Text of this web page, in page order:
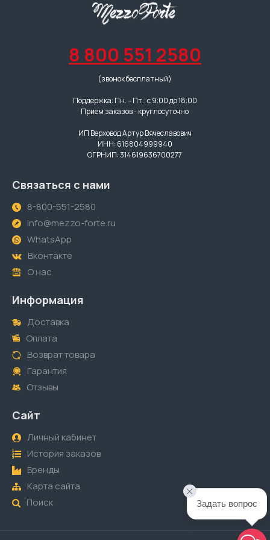
8 800 551 2580
(звонок бесплатный)
Поддержка: Пн. – Пт.: с 9:00 до 18:00
Прием заказов - круглосуточно
ИП Верховод Артур Вячеславович
ИНН: 616804999940
ОГРНИП: 314619636700277
Связаться с нами
8-800-551-2580
info@mezzo-forte.ru
WhatsApp
Вконтакте
О нас
Информация
Доставка
Оплата
Возврат товара
Гарантия
Отзывы
Сайт
Личный кабинет
История заказов
Бренды
Карта сайта
Поиск
Задать вопрос